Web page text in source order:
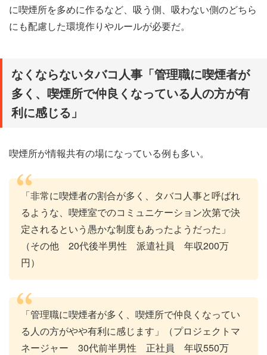
に喫煙所を多めに作るなど、吸う側、吸わない側のどちら
にも配慮した環境作りやルールが必要だ。
なくならないタバコ人事「管理職に喫煙者が
多く、喫煙所で仲良くなっている人の方が有
利に感じる」
喫煙所が情報共有の場になっている例も多い。
「非常に喫煙者の割合が多く、タバコ人事と呼ばれ
るような、喫煙室でのコミュニケーション次第で決
定されるという愚かな制度もあったようだった」
（その他 20代後半男性 派遣社員 年収200万
円）
「管理職に喫煙者が多く、喫煙所で仲良くなってい
る人の方がやや有利に感じます」（プロジェクトマ
ネージャー 30代前半男性 正社員 年収550万